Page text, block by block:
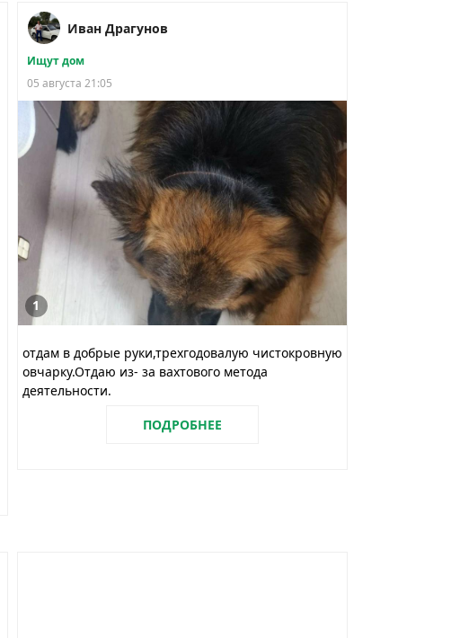
Иван Драгунов
Ищут дом
05 августа 21:05
1
отдам в добрые руки,трехгодовалую чистокровную
овчарку.Отдаю из- за вахтового метода
деятельности.
ПОДРОБНЕЕ